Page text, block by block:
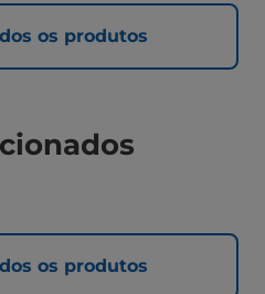
os produtos
os produtos